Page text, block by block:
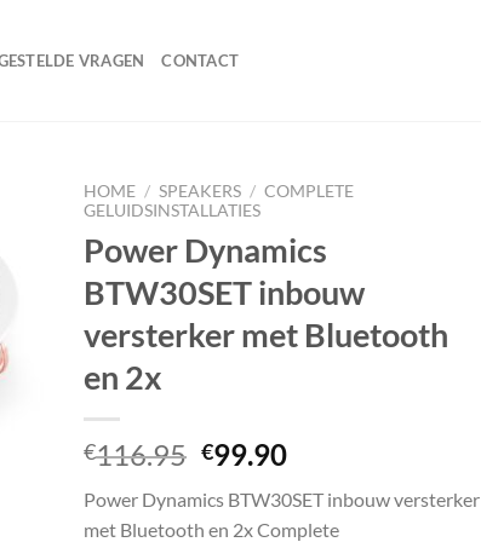
VRAGEN CONTACT
HOME / SPEAKERS / COMPLETE
GELUIDSINSTALLATIES
Power Dynamics
BTW30SET inbouw
versterker met Bluetooth
en 2x
€116.95 Oorspronkelijke
was:
€99.90Huidige
is:
Power Dynamics BTW30SET inbouw versterker
met Bluetooth en 2x Complete